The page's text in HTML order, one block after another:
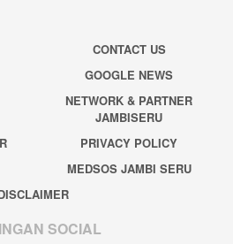
CONTACT US
GOOGLE NEWS
NETWORK & PARTNER
JAMBISERU
PRIVACY POLICY
MEDSOS JAMBI SERU
SOCIAL